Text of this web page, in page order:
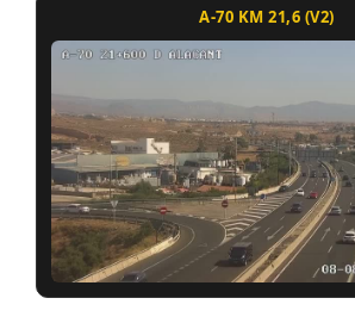
A-70 KM 21,6 (V2)